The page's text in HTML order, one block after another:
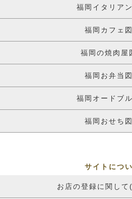
福岡イタリア
福岡カフェ
福岡の焼肉屋
福岡お弁当
福岡オードブ
福岡おせち
サイトにつ
お店の登録に関して